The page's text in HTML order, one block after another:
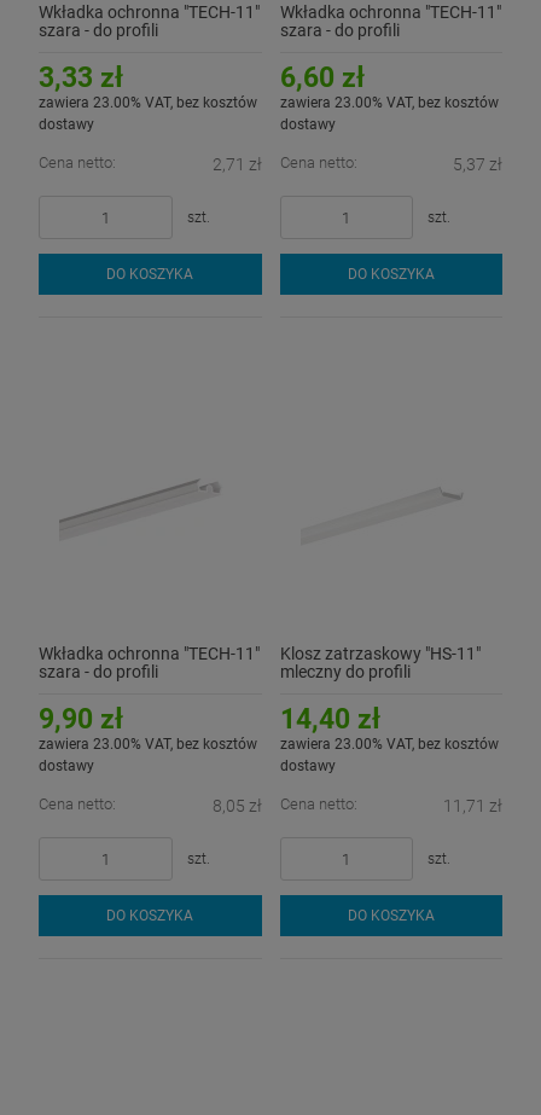
Wkładka ochronna "TECH-11"
szara - do profili
3,33 zł
zawiera 23.00% VAT, bez kosztów
dostawy
Cena netto: 2,71 zł
szt.
DO KOSZYKA
Wkładka ochronna "TECH-11"
szara - do profili
6,60 zł
zawiera 23.00% VAT, bez kosztów
dostawy
Cena netto: 5,37 zł
szt.
DO KOSZYKA
Wkładka ochronna "TECH-11"
szara - do profili
9,90 zł
zawiera 23.00% VAT, bez kosztów
dostawy
Cena netto: 8,05 zł
szt.
DO KOSZYKA
Klosz zatrzaskowy "HS-11"
mleczny do profili
14,40 zł
zawiera 23.00% VAT, bez kosztów
dostawy
Cena netto: 11,71 zł
szt.
DO KOSZYKA